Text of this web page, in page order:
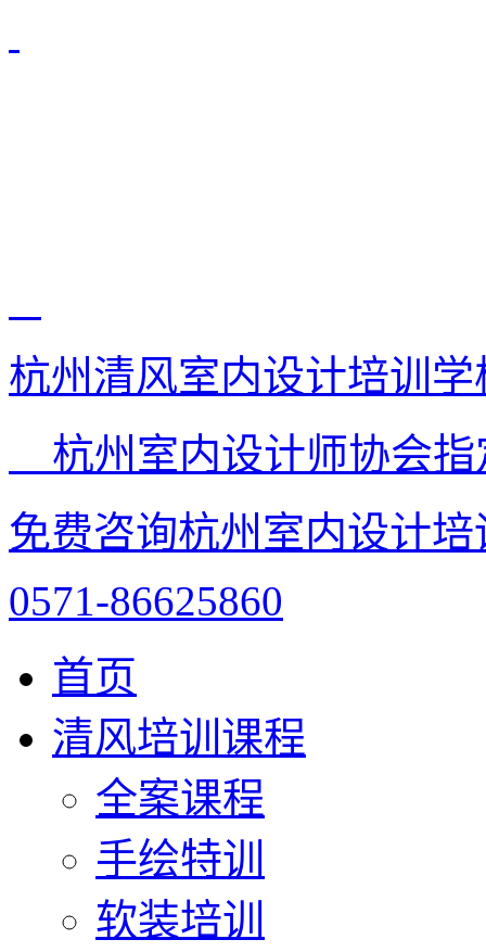
杭州清风室内设计培训学
杭州室内设计师协会
免费咨询杭州室内设计
0571-86625860
首页
清风培训课程
全案课程
手绘特训
软装培训